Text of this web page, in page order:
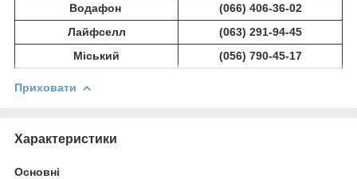
Водафон
(066) 406-36-02
Лайфселл
(063) 291-94-45
Міський
(056) 790-45-17
Приховати
Характеристики
Основні